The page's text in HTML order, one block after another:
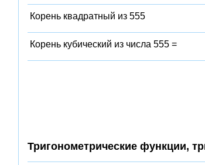
Корень квадратный из 555
Корень кубический из числа 555 =
Тригонометрические функции,